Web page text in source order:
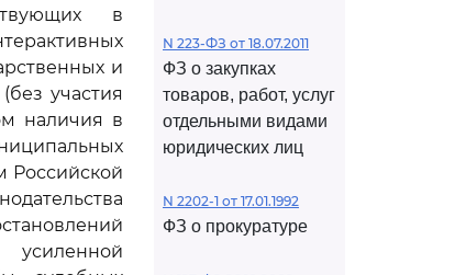
в
и
участия
наличия в
Российской
N 223-ФЗ от 18.07.2011
ФЗ о закупках
товаров, работ, услуг
отдельными видами
юридических лиц
N 2202-1 от 17.01.1992
ФЗ о прокуратуре